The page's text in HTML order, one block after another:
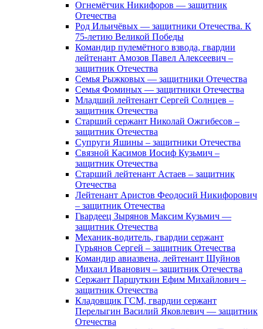
Огнемётчик Никифоров — защитник
Отечества
Род Ильичёвых — защитники Отечества. К
75-летию Великой Победы
Командир пулемётного взвода, гвардии
лейтенант Амозов Павел Алексеевич –
защитник Отечества
Семья Рыжковых — защитники Отечества
Семья Фоминых — защитники Отечества
Младший лейтенант Сергей Солнцев –
защитник Отечества
Старший сержант Николай Ожгибесов –
защитник Отечества
Супруги Яшины – защитники Отечества
Связной Касимов Иосиф Кузьмич –
защитник Отечества
Старший лейтенант Астаев – защитник
Отечества
Лейтенант Аристов Феодосий Никифорович
– защитник Отечества
Гвардеец Зырянов Максим Кузьмич —
защитник Отечества
Механик-водитель, гвардии сержант
Гурьянов Сергей – защитник Отечества
Командир авиазвена, лейтенант Шуйнов
Михаил Иванович – защитник Отечества
Сержант Паршуткин Ефим Михайлович –
защитник Отечества
Кладовщик ГСМ, гвардии сержант
Перелыгин Василий Яковлевич — защитник
Отечества